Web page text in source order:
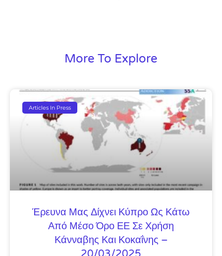
More To Explore
Articles In Press
Έρευνα Μας Δίχνει Κύπρο Ως Κάτω
Από Μέσο Όρο ΕΕ Σε Χρήση
Κάνναβης Και Κοκαΐνης –